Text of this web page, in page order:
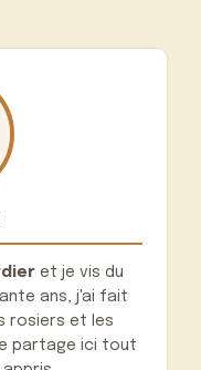
et je vis du
ans, j'ai fait
rosiers et les
partage ici tout